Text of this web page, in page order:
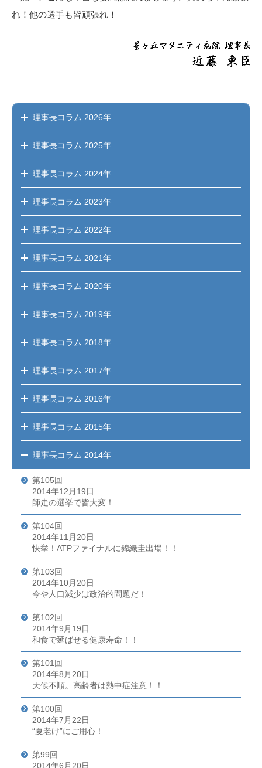
れ！他の選手も皆頑張れ！
理事長コラム 2026年
理事長コラム 2025年
理事長コラム 2024年
理事長コラム 2023年
理事長コラム 2022年
理事長コラム 2021年
理事長コラム 2020年
理事長コラム 2019年
理事長コラム 2018年
理事長コラム 2017年
理事長コラム 2016年
理事長コラム 2015年
理事長コラム 2014年
第105回
2014年12月19日
師走の選挙で皆大変！
第104回
2014年11月20日
快挙！ATPファイナルに錦織圭出場！！
第103回
2014年10月20日
今や人口減少は政治的問題だ！
第102回
2014年9月19日
和食で延ばせる健康寿命！！
第101回
2014年8月20日
天候不順。高齢者は熱中症注意！！
第100回
2014年7月22日
“夏老け”にご用心！
第99回
2014年6月20日